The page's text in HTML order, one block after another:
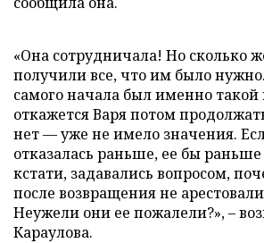
«Она сотрудничала! Но сколько
получили все, что им было
самого начала был именно такой
откажется Варя потом
нет — уже не имело значения.
отказалась раньше, ее бы
кстати, задавались вопросом,
после возвращения не
Неужели они ее пожалели?», –
Караулова.